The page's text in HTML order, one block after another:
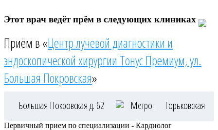
Этот врач ведёт прём в следующих клиниках
Приём в «Центр лучевой диагностики и
эндоскопической хирургии Тонус Премиум, ул.
Большая Покровская»
Большая Покровская д. 62 Метро : Горьковская
Первичный прием по специализации - Кардиолог